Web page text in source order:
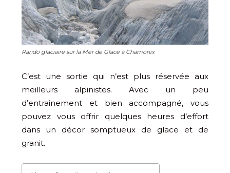
Rando glaciaire sur la Mer de Glace à Chamonix
C’est une sortie qui n’est plus réservée aux
meilleurs alpinistes. Avec un peu
d’entrainement et bien accompagné, vous
pouvez vous offrir quelques heures d’effort
dans un décor somptueux de glace et de
granit.